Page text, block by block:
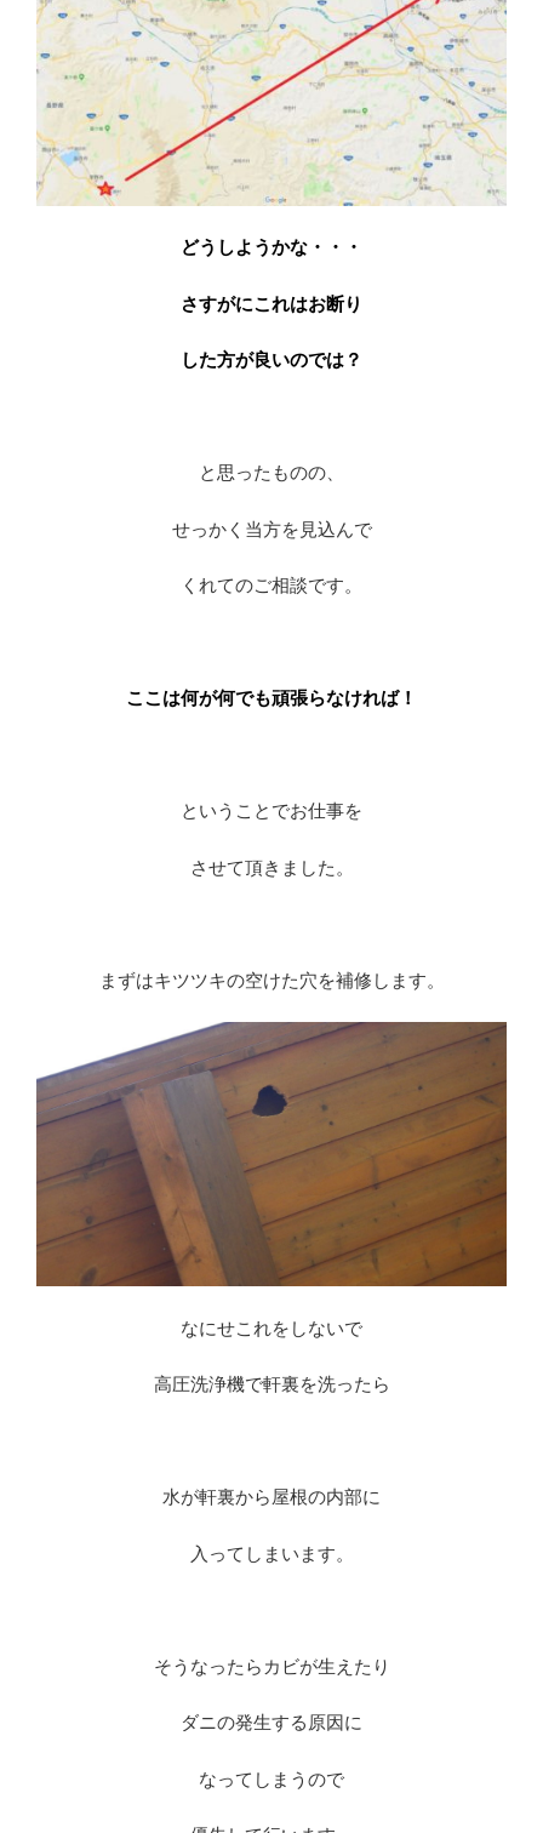
どうしようかな・・・
さすがにこれはお断り
した方が良いのでは？
と思ったものの、
せっかく当方を見込んで
くれてのご相談です。
ここは何が何でも頑張らなければ！
ということでお仕事を
させて頂きました。
まずはキツツキの空けた穴を補修します。
なにせこれをしないで
高圧洗浄機で軒裏を洗ったら
水が軒裏から屋根の内部に
入ってしまいます。
そうなったらカビが生えたり
ダニの発生する原因に
なってしまうので